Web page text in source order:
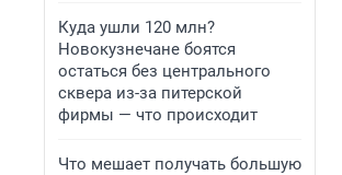
Куда ушли 120 млн?
Новокузнечане боятся
остаться без центрального
сквера из-за питерской
фирмы — что происходит
Что мешает получать большую